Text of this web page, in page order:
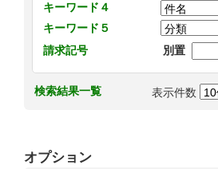
キーワード４
キーワード５
請求記号
別置
検索結果一覧 表示件数
オプション